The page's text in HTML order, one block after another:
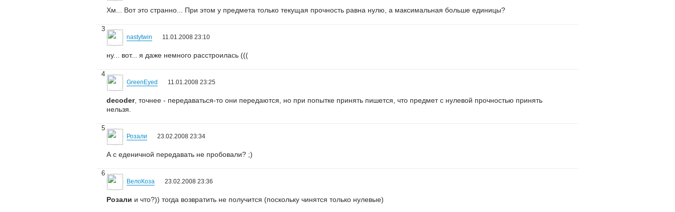
Хм... Вот это странно... При этом у предмета только текущая прочность равна нулю, а максимальная больше единицы?
3
nastytwin 11.01.2008 23:10
ну... вот... я даже немного расстроилась (((
4
GreenEyed 11.01.2008 23:25
decoder, точнее - передаваться-то они передаются, но при попытке принять пишется, что предмет с нулевой прочностью принять
нельзя.
5
Розали 23.02.2008 23:34
А с еденичной передавать не пробовали? ;)
6
ВелоКоза 23.02.2008 23:36
Розали и что?)) тогда возвратить не получится (поскольку чинятся только нулевые)